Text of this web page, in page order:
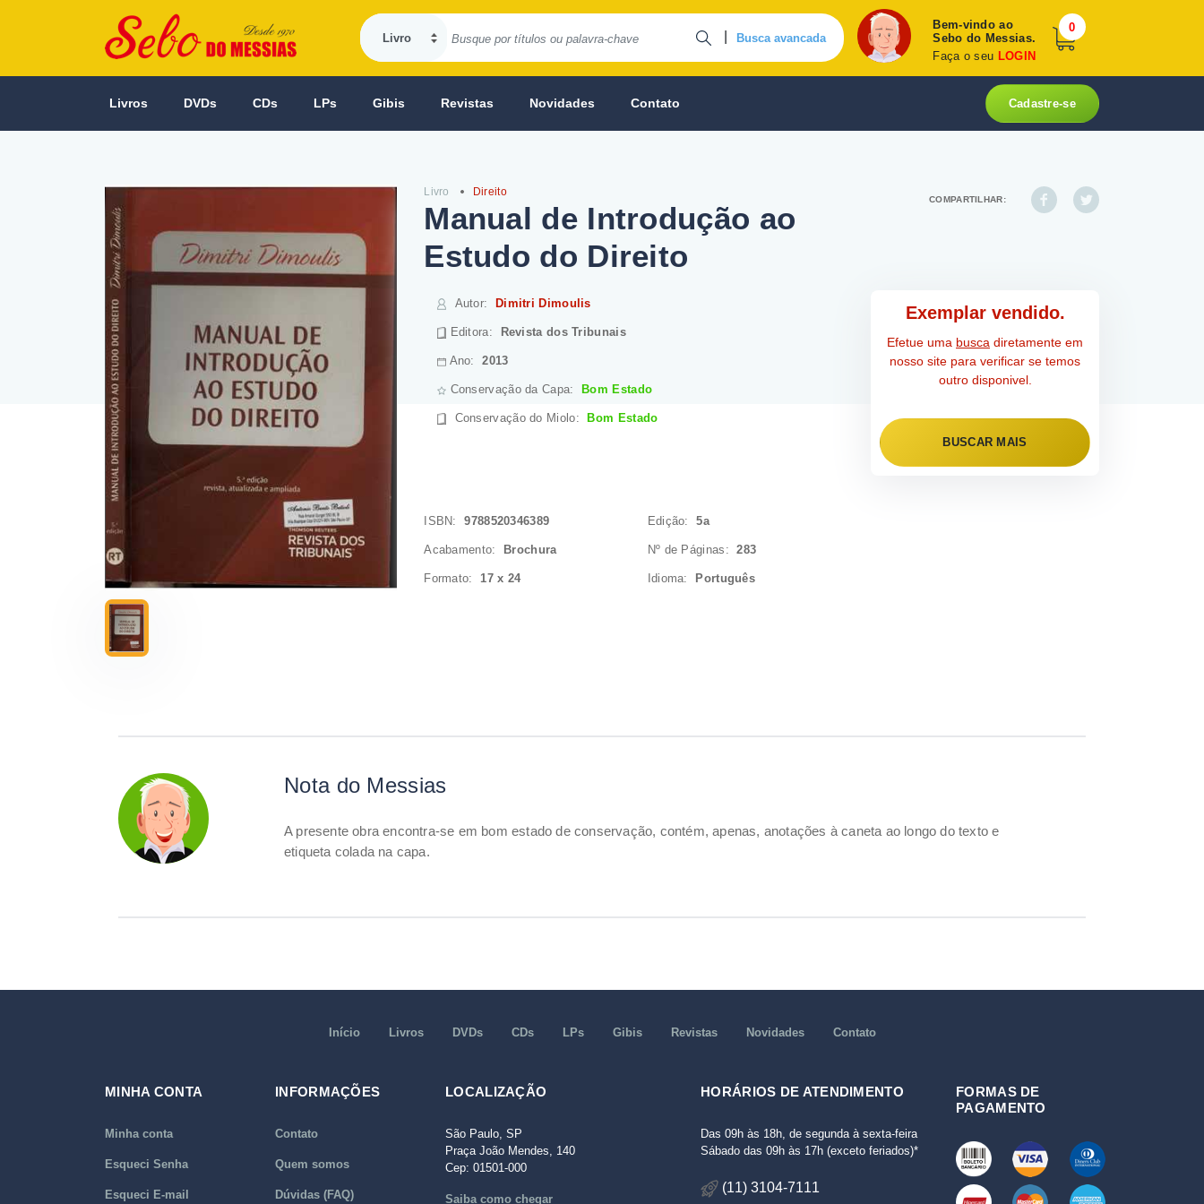
Busca avancada
Bem-vindo ao
Sebo do Messias.
Faça o seu LOGIN
0
Livros DVDs CDs LPs Gibis Revistas Novidades Contato Cadastre-se
Livro Direito
Manual de Introdução ao
Estudo do Direito
Autor: Dimitri Dimoulis
Editora: Revista dos Tribunais
Ano:2013
Conservação da Capa: Bom Estado
Conservação do Miolo: Bom Estado
ISBN:9788520346389 Edição:5a
Acabamento: Brochura Nº de Páginas:283
Formato:17 x 24 Idioma: Português
COMPARTILHAR:
Exemplar vendido.
Efetue uma busca diretamente em
nosso site para verificar se temos
outro disponivel.
BUSCAR MAIS
Nota do Messias
A presente obra encontra-se em bom estado de conservação, contém, apenas, anotações à caneta ao longo do texto e
etiqueta colada na capa.
Início Livros DVDs CDs LPs Gibis Revistas Novidades Contato
MINHA CONTA
Minha conta
Esqueci Senha
Esqueci E-mail
INFORMAÇÕES
Contato
Quem somos
Dúvidas (FAQ)
LOCALIZAÇÃO
São Paulo, SP
Praça João Mendes, 140
Cep: 01501-000
Saiba como chegar
HORÁRIOS DE ATENDIMENTO
Das 09h às 18h, de segunda à sexta-feira
Sábado das 09h às 17h (exceto feriados)*
(11) 3104-7111
FORMAS DE
PAGAMENTO